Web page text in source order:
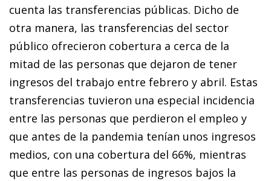
cuenta las transferencias públicas. Dicho de
otra manera, las transferencias del sector
público ofrecieron cobertura a cerca de la
mitad de las personas que dejaron de tener
ingresos del trabajo entre febrero y abril. Estas
transferencias tuvieron una especial incidencia
entre las personas que perdieron el empleo y
que antes de la pandemia tenían unos ingresos
medios, con una cobertura del 66%, mientras
que entre las personas de ingresos bajos la